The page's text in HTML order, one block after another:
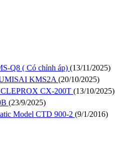
Q8 ( Có chỉnh áp) (13/11/2025)
KMS2A (20/10/2025)
CLEPROX CX-200T (13/10/2025)
(23/9/2025)
Model CTD 900-2 (9/1/2016)